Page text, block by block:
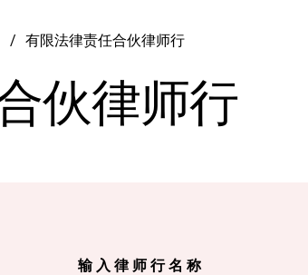
有限法律责任合伙律师行
伙律师行
输 入 律 师 行 名 称